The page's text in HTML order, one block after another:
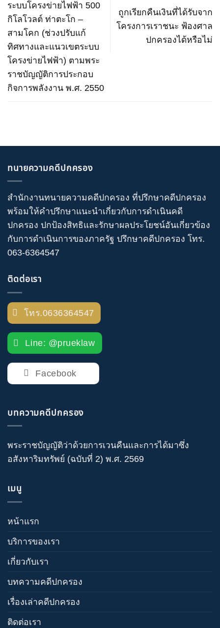
ระบบโครงข่ายไฟฟ้า 500
กิโลโวลต์ ท่าตะโก –
สามโคก (ช่วงปรับแก้
ทิศทางและแนวเขตระบบ
โครงข่ายไฟฟ้า) ตามพระ
ราชบัญญัติการประกอบ
กิจการพลังงาน พ.ศ. 2550
ถูกเรียกคืนเงินที่ได้รับจาก
โครงการเราชนะ ฟ้องศาล
ปกครองได้หรือไม่
ทนายความคดีปกครอง
สำนักงานทนายความคดีปกครอง ที่ปรึกษาคดีปกครอง
พร้อมให้คำปรึกษาแนะนำเกี่ยวกับการดำเนินคดี
ปกครอง ปกป้องสิทธิและรักษาผลประโยชน์อันเกี่ยวข้อง
กับการดำเนินการของภาครัฐ ปรึกษาคดีปกครอง โทร.
063-6364547
ติดต่อเรา
โทร.0636364547
Line: @prueklaw
Facebook
บทความคดีปกครอง
พระราชบัญญัติว่าด้วยการเวนคืนและการได้มาซึ่ง
อสังหาริมทรัพย์ (ฉบับที่ 2) พ.ศ. 2569
เมนู
หน้าแรก
บริการของเรา
เกี่ยวกับเรา
บทความคดีปกครอง
เรื่องเล่าคดีปกครอง
ติดต่อเรา